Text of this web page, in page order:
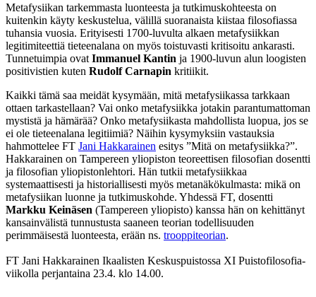
Metafysiikan tarkemmasta luonteesta ja tutkimuskohteesta on
kuitenkin käyty keskustelua, välillä suoranaista kiistaa filosofiassa
tuhansia vuosia. Erityisesti 1700-luvulta alkaen metafysiikkan
legitimiteettiä tieteenalana on myös toistuvasti kritisoitu ankarasti.
Tunnetuimpia ovat Immanuel Kantin ja 1900-luvun alun loogisten
positivistien kuten Rudolf Carnapin kritiikit.
Kaikki tämä saa meidät kysymään, mitä metafysiikassa tarkkaan
ottaen tarkastellaan? Vai onko metafysiikka jotakin parantumattoman
mystistä ja hämärää? Onko metafysiikasta mahdollista luopua, jos se
ei ole tieteenalana legitiimiä? Näihin kysymyksiin vastauksia
hahmottelee FT Jani Hakkarainen esitys ”Mitä on metafysiikka?”.
Hakkarainen on Tampereen yliopiston teoreettisen filosofian dosentti
ja filosofian yliopistonlehtori. Hän tutkii metafysiikkaa
systemaattisesti ja historiallisesti myös metanäkökulmasta: mikä on
metafysiikan luonne ja tutkimuskohde. Yhdessä FT, dosentti
Markku Keinäsen (Tampereen yliopisto) kanssa hän on kehittänyt
kansainvälistä tunnustusta saaneen teorian todellisuuden
perimmäisestä luonteesta, erään ns. trooppiteorian.
FT Jani Hakkarainen Ikaalisten Keskuspuistossa XI Puistofilosofia-
viikolla perjantaina 23.4. klo 14.00.